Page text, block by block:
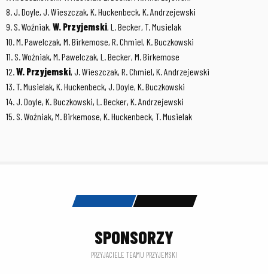
8. J. Doyle, J. Wieszczak, K. Huckenbeck, K. Andrzejewski
9. S. Woźniak, W. Przyjemski, L. Becker, T. Musielak
10. M. Pawelczak, M. Birkemose, R. Chmiel, K. Buczkowski
11. S. Woźniak, M. Pawelczak, L. Becker, M. Birkemose
12. W. Przyjemski, J. Wieszczak, R. Chmiel, K. Andrzejewski
13. T. Musielak, K. Huckenbeck, J. Doyle, K. Buczkowski
14. J. Doyle, K. Buczkowski, L. Becker, K. Andrzejewski
15. S. Woźniak, M. Birkemose, K. Huckenbeck, T. Musielak
SPONSORZY
PRZYJACIELE TEAMU PRZYJEMSKI